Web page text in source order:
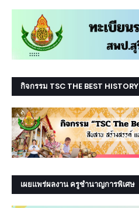
กิจกรรม TSC THE BEST HISTORY
เผยแพร่ผลงาน ครูชำนาญการพิเศษ